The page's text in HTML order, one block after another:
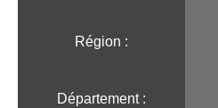
Région :️
Département :